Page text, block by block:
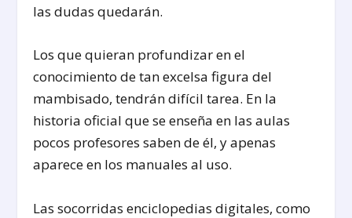
las dudas quedarán.
Los que quieran profundizar en el
conocimiento de tan excelsa figura del
mambisado, tendrán difícil tarea. En la
historia oficial que se enseña en las aulas
pocos profesores saben de él, y apenas
aparece en los manuales al uso.
Las socorridas enciclopedias digitales, como